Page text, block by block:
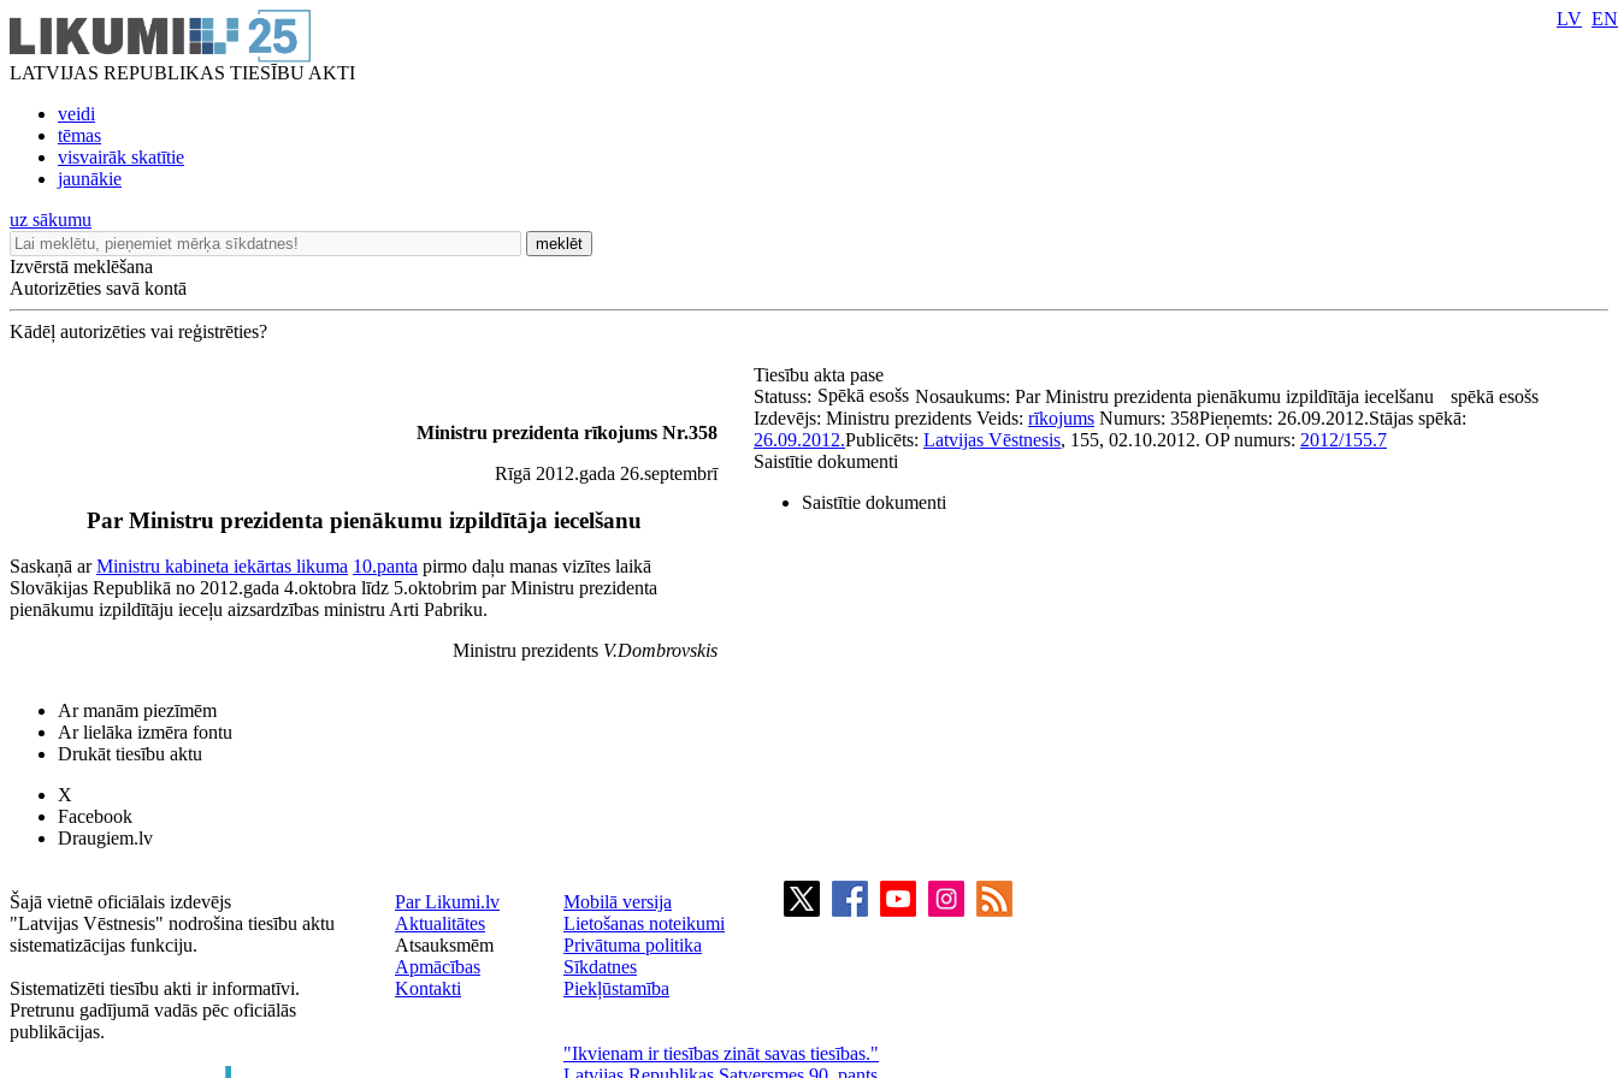
LATVIJAS REPUBLIKAS TIESĪBU AKTI
veidi
tēmas
visvairāk skatītie
jaunākie
LV EN
uz sākumu
meklēt
Izvērstā meklēšana
Autorizēties savā kontā
Kādēļ autorizēties vai reģistrēties?
Ministru prezidenta rīkojums Nr.358
Rīgā 2012.gada 26.septembrī
Par Ministru prezidenta pienākumu izpildītāja iecelšanu
Saskaņā arMinistru kabineta iekārtas likuma 10.panta pirmo daļu manas vizītes laikā
Slovākijas Republikā no 2012.gada 4.oktobra līdz 5.oktobrim par Ministru prezidenta
pienākumu izpildītāju ieceļu aizsardzības ministru Arti Pabriku.
Ministru prezidents V.Dombrovskis
Tiesību akta pase
Nosaukums: Par Ministru prezidenta pienākumu izpildītāja iecelšanu
Statuss: Spēkā esošs
spēkā esošs
Izdevējs: Ministru prezidents Veids: rīkojums Numurs: 358Pieņemts: 26.09.2012.Stājas spēkā:
26.09.2012.Publicēts: Latvijas Vēstnesis, 155, 02.10.2012. OP numurs: 2012/155.7
Saistītie dokumenti
Saistītie dokumenti
Ar manām piezīmēm
Ar lielāka izmēra fontu
Drukāt tiesību aktu
X
Facebook
Draugiem.lv
Šajā vietnē oficiālais izdevējs
"Latvijas Vēstnesis" nodrošina tiesību aktu
sistematizācijas funkciju.
Sistematizēti tiesību akti ir informatīvi.
Pretrunu gadījumā vadās pēc oficiālās
publikācijas.
Par Likumi.lv
Aktualitātes
Atsauksmēm
Apmācības
Kontakti
Mobilā versija
Lietošanas noteikumi
Privātuma politika
Sīkdatnes
Piekļūstamība
"Ikvienam ir tiesības zināt savas tiesības."